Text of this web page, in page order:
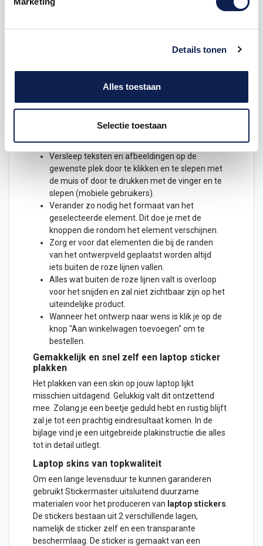
Details tonen
Alles toestaan
Selectie toestaan
Scrol naar de onderkant van de pagina of klik
Hier zie je een roze lijntekening van de laptop.
Links boven aan de module zie je 2 tabbladen
" en "AFBEELDING".
toegevoegd.
uploaden en standaard afbeeldingen aan je
ontwerp toevoegen.
Versleep teksten en afbeeldingen op de
gewenste plek door te klikken en te slepen met
de muis of door te drukken met de vinger en te
slepen (mobiele gebruikers).
Verander zo nodig het formaat van het
geselecteerde element. Dit doe je met de
knoppen die rondom het element verschijnen.
Zorg er voor dat elementen die bij de randen
van het ontwerpveld geplaatst worden altijd
iets buiten de roze lijnen vallen.
Alles wat buiten de roze lijnen valt is overloop
voor het snijden en zal niet zichtbaar zijn op het
uiteindelijke product.
Wanneer het ontwerp naar wens is klik je op de
knop "Aan winkelwagen toevoegen" om te
bestellen.
Gemakkelijk en snel zelf een laptop sticker
plakken
Het plakken van een skin op jouw laptop lijkt
misschien uitdagend. Gelukkig valt dit ontzettend
mee. Zolang je een beetje geduld hebt en rustig blijft
zal je tot een prachtig eindresultaat komen. In de
bijlage vind je een uitgebreide plakinstructie die alles
tot in detail uitlegt.
Laptop skins van topkwaliteit
Om een lange levensduur te kunnen garanderen
gebruikt Stickermaster uitsluitend duurzame
materialen voor het produceren van laptop stickers
De stickers bestaan uit 2 verschillende lagen,
namelijk de sticker zelf en een transparante
beschermlaag. De sticker is gemaakt van een